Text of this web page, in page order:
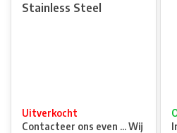
Stainless Steel
Uitverkocht
Contacteer ons even ... Wij